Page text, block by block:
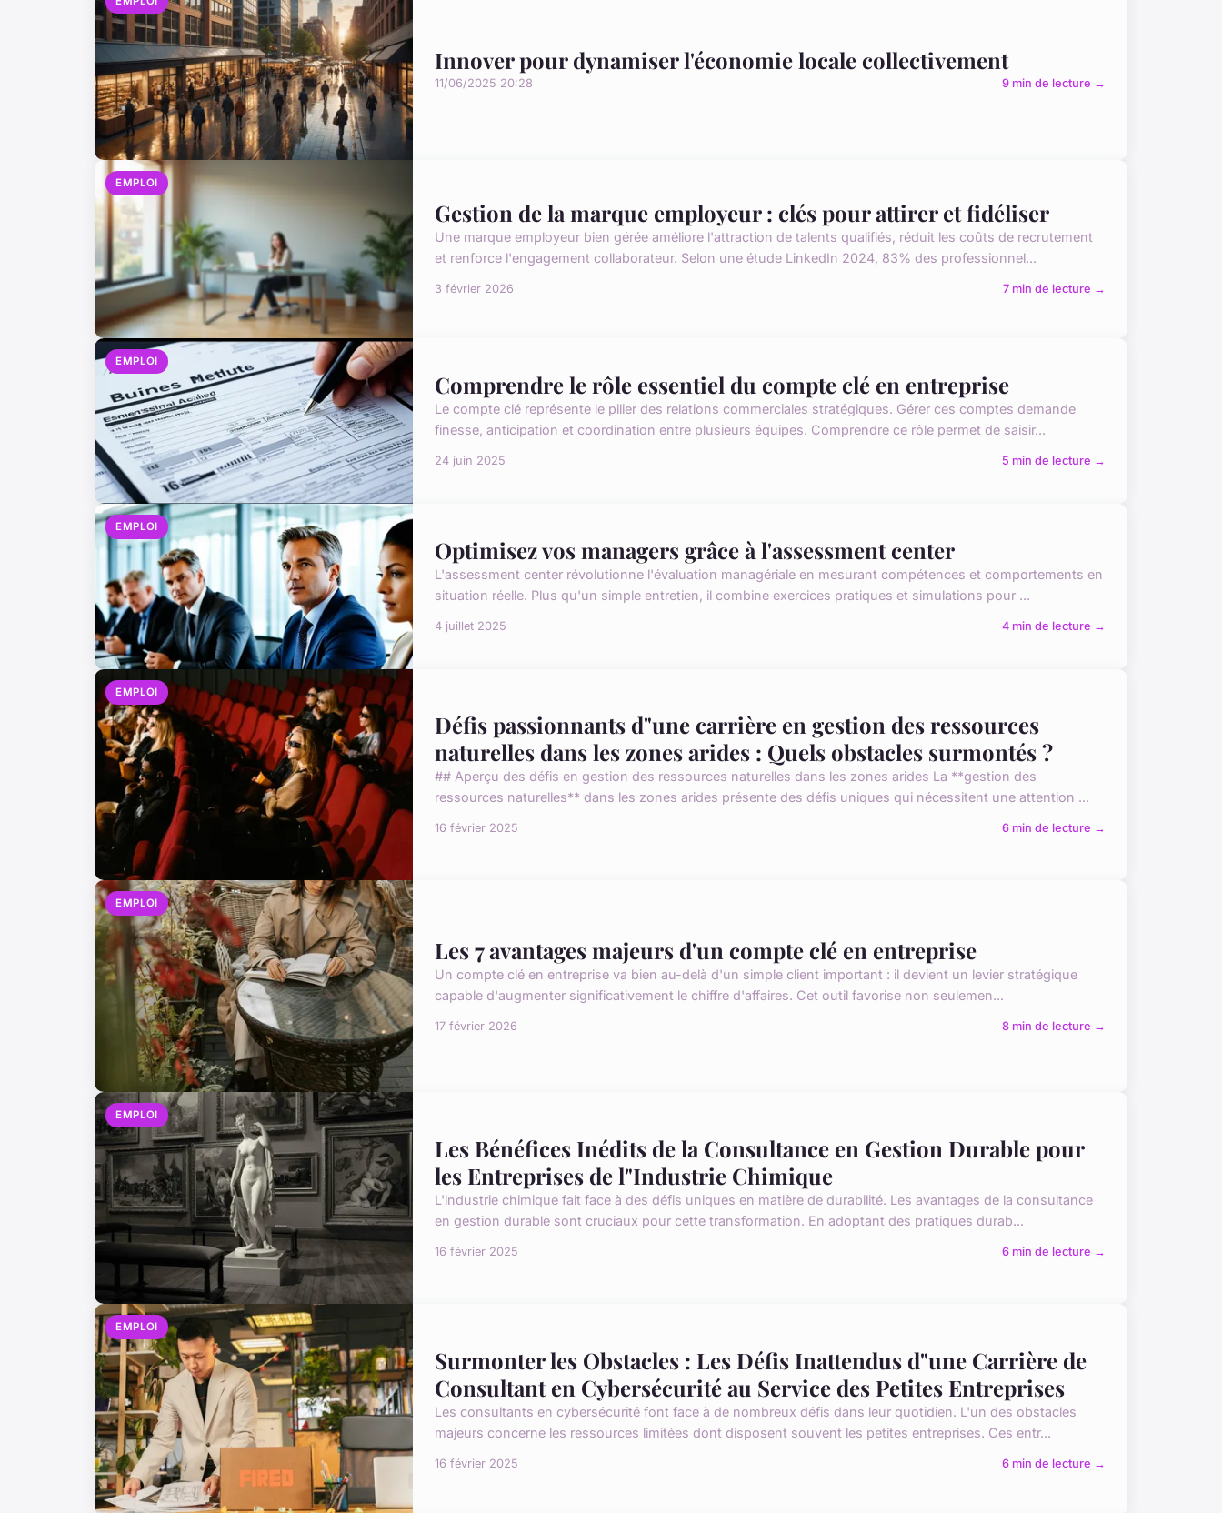
Innover pour dynamiser l'économie locale collectivement
11/06/2025 20:28 9 min de lecture →
EMPLOI
Gestion de la marque employeur : clés pour attirer et fidéliser
Une marque employeur bien gérée améliore l'attraction de talents qualifiés, réduit les coûts de recrutement
et renforce l'engagement collaborateur. Selon une étude LinkedIn 2024, 83% des professionnel...
3 février 2026 7 min de lecture →
EMPLOI
Comprendre le rôle essentiel du compte clé en entreprise
Le compte clé représente le pilier des relations commerciales stratégiques. Gérer ces comptes demande
finesse, anticipation et coordination entre plusieurs équipes. Comprendre ce rôle permet de saisir...
24 juin 2025 5 min de lecture →
EMPLOI
Optimisez vos managers grâce à l'assessment center
L'assessment center révolutionne l'évaluation managériale en mesurant compétences et comportements en
situation réelle. Plus qu'un simple entretien, il combine exercices pratiques et simulations pour ...
4 juillet 2025 4 min de lecture →
EMPLOI
Défis passionnants d"une carrière en gestion des ressources
naturelles dans les zones arides : Quels obstacles surmontés ?
## Aperçu des défis en gestion des ressources naturelles dans les zones arides La **gestion des
ressources naturelles** dans les zones arides présente des défis uniques qui nécessitent une attention ...
16 février 2025 6 min de lecture →
EMPLOI
Les 7 avantages majeurs d'un compte clé en entreprise
Un compte clé en entreprise va bien au-delà d'un simple client important : il devient un levier stratégique
capable d'augmenter significativement le chiffre d'affaires. Cet outil favorise non seulemen...
17 février 2026 8 min de lecture →
EMPLOI
Les Bénéfices Inédits de la Consultance en Gestion Durable pour
les Entreprises de l"Industrie Chimique
L'industrie chimique fait face à des défis uniques en matière de durabilité. Les avantages de la consultance
en gestion durable sont cruciaux pour cette transformation. En adoptant des pratiques durab...
16 février 2025 6 min de lecture →
EMPLOI
Surmonter les Obstacles : Les Défis Inattendus d"une Carrière de
Consultant en Cybersécurité au Service des Petites Entreprises
Les consultants en cybersécurité font face à de nombreux défis dans leur quotidien. L'un des obstacles
majeurs concerne les ressources limitées dont disposent souvent les petites entreprises. Ces entr...
16 février 2025 6 min de lecture →